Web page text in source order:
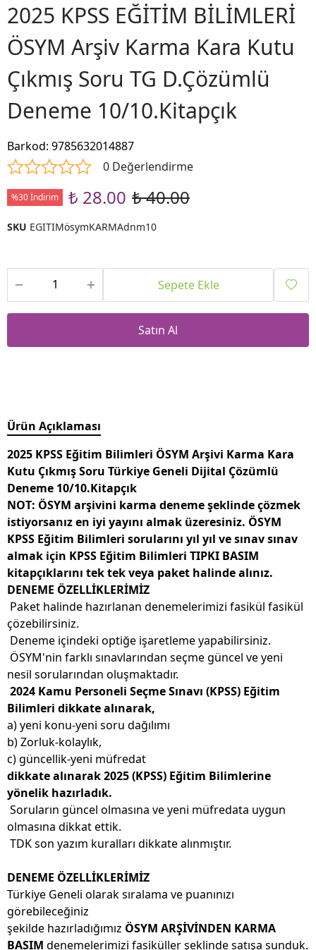
2025 KPSS EĞİTİM BİLİMLERİ
ÖSYM Arşiv Karma Kara Kutu
Çıkmış Soru TG D.Çözümlü
Deneme 10/10.Kitapçık
Barkod: 9785632014887
0 Değerlendirme
%30 İndirim ₺ 28.00 ₺ 40.00
SKU EGITIMösymKARMAdnm10
Sepete Ekle
Satın Al
Ürün Açıklaması
2025 KPSS Eğitim Bilimleri ÖSYM Arşivi Karma Kara
Kutu Çıkmış Soru Türkiye Geneli Dijital Çözümlü
Deneme 10/10.Kitapçık
NOT: ÖSYM arşivini karma deneme şeklinde çözmek
istiyorsanız en iyi yayını almak üzeresiniz. ÖSYM
KPSS Eğitim Bilimleri sorularını yıl yıl ve sınav sınav
almak için KPSS Eğitim Bilimleri TIPKI BASIM
kitapçıklarını tek tek veya paket halinde alınız.
DENEME ÖZELLİKLERİMİZ
Paket halinde hazırlanan denemelerimizi fasikül fasikül
çözebilirsiniz.
Deneme içindeki optiğe işaretleme yapabilirsiniz.
ÖSYM'nin farklı sınavlarından seçme güncel ve yeni
nesil sorularından oluşmaktadır.
2024 Kamu Personeli Seçme Sınavı (KPSS) Eğitim
Bilimleri dikkate alınarak,
a) yeni konu-yeni soru dağılımı
b) Zorluk-kolaylık,
c) güncellik-yeni müfredat
dikkate alınarak 2025 (KPSS) Eğitim Bilimlerine
yönelik hazırladık.
Soruların güncel olmasına ve yeni müfredata uygun
olmasına dikkat ettik.
TDK son yazım kuralları dikkate alınmıştır.
DENEME ÖZELLİKLERİMİZ
Türkiye Geneli olarak sıralama ve puanınızı
görebileceğiniz
şekilde hazırladığımız ÖSYM ARŞİVİNDEN KARMA
BASIM denemelerimizi fasiküller şeklinde satışa sunduk.